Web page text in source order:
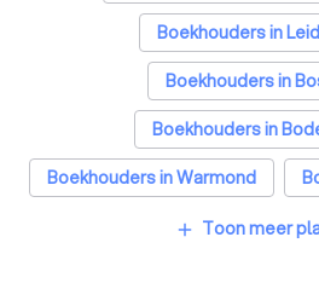
Reclamebureaus in
Koffieautomaat leveranciers in
Accountants in Alphen
Boekhouders in
Boekhouders in
Boekhouders in
Boekhouders in Warmond
Boekhouders in
add Toon meer